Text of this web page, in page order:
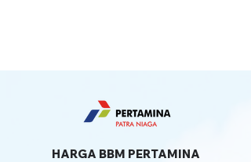
HARGA BBM PERTAMINA